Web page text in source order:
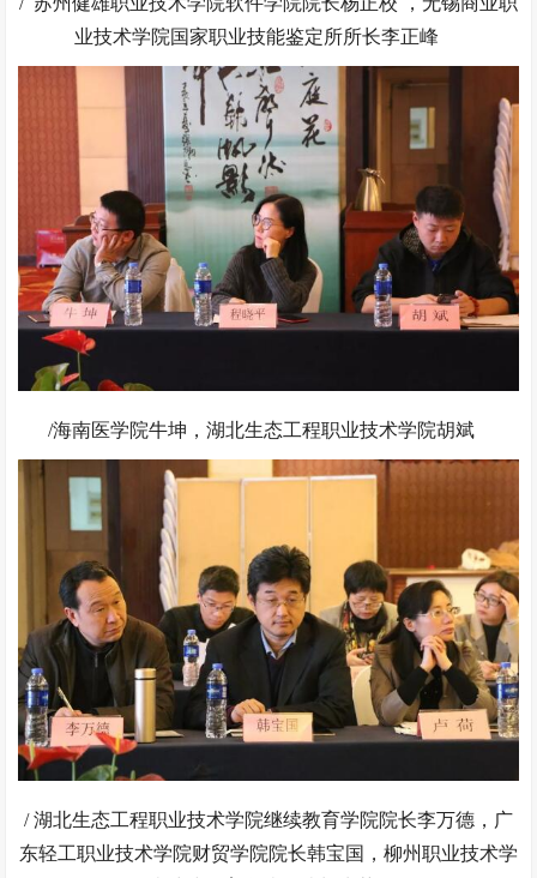
业技术学院国家职业技能鉴定所所长李正峰
/海南医学院牛坤，湖北生态工程职业技术学院胡斌
/ 湖北生态工程职业技术学院继续教育学院院长李万德，广
东轻工职业技术学院财贸学院院长韩宝国，柳州职业技术学